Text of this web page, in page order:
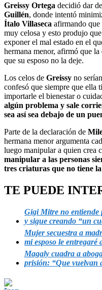
Greissy Ortega decidió dar
Guillén, donde intentó
Ítalo Villaseca afirmando que
muy celosa y esto produjo que
exponer el mal estado en el
hermana menor, afirmó que
que su esposo no la deje.
Los celos de Greissy no
confesó que siempre que ella
importarle el bienestar o
algún problema y sale
sea así sea debajo de un
Parte de la declaración de
hermana menor argumenta
luego manipular a quien crea
manipular a las personas
tres criaturas que no tiene
TE PUEDE
Gigi Mitre no entiende
y sigue creando “un
Mujer secuestra a
mi esposo le entregaré
Magaly cuadra a
prisión: “Que vuelvan